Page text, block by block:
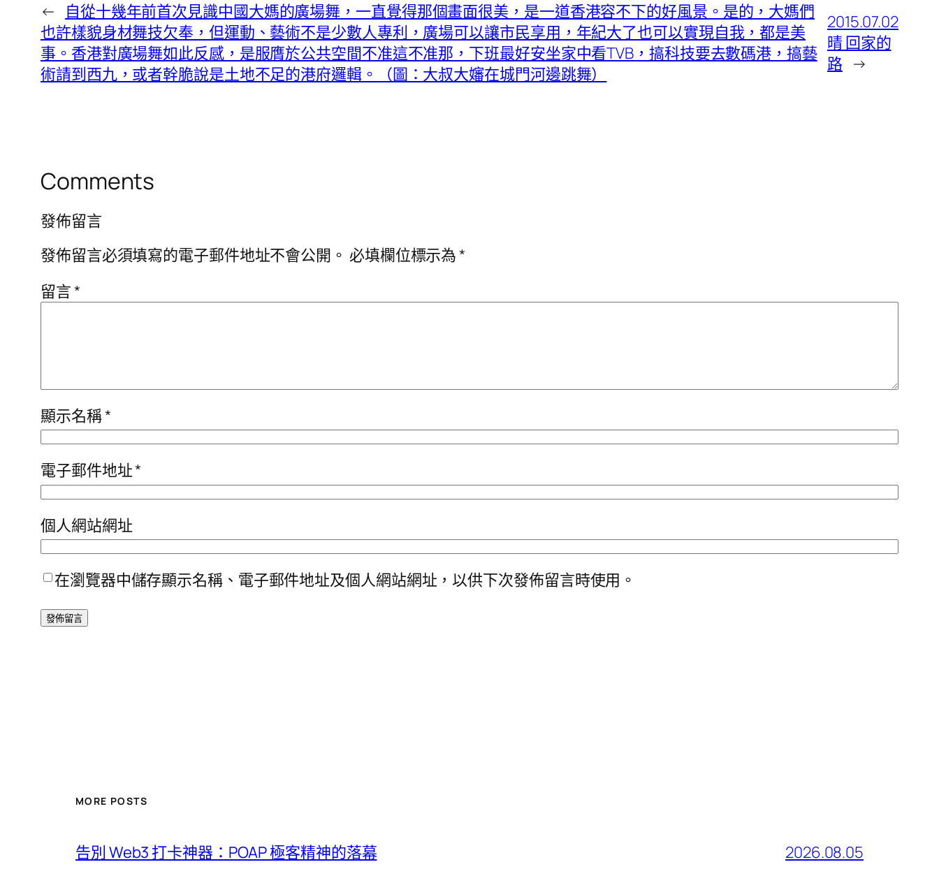
←
自從十幾年前首次見識中國大媽的廣場舞，一直覺得那個畫面很美，是一道香港容不下的好風景。是的，大媽們
也許樣貌身材舞技欠奉，但運動、藝術不是少數人專利，廣場可以讓市民享用，年紀大了也可以實現自我，都是美
事。香港對廣場舞如此反感，是服膺於公共空間不准這不准那，下班最好安坐家中看TVB，搞科技要去數碼港，搞藝
術請到西九，或者幹脆說是土地不足的港府邏輯。（圖：大叔大嬸在城門河邊跳舞）
2015.07.02
晴 回家的
路 →
Comments
發佈留言
發佈留言必須填寫的電子郵件地址不會公開。 必填欄位標示為*
留言*
顯示名稱*
電子郵件地址*
個人網站網址
在瀏覽器中儲存顯示名稱、電子郵件地址及個人網站網址，以供下次發佈留言時使用。
MORE POSTS
告別 Web3 打卡神器：POAP 極客精神的落幕 2026.08.05